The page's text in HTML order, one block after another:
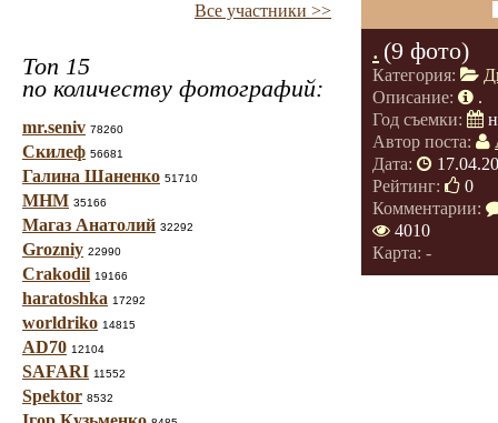
Все участники >>
Топ 15
по количеству фотографий:
mr.seniv 78260
Скилеф 56681
Галина Шаненко 51710
МНМ 35166
Магаз Анатолий 32292
Grozniy 22990
Crakodil 19166
haratoshka 17292
worldriko 14815
AD70 12104
SAFARI 11552
Spektor 8532
. (9 фото)
Категория:
Описание:
.
Год съемки:
Автор поста:
Дата:
Рейтинг:
0
Комментарии:
4010
Карта: -